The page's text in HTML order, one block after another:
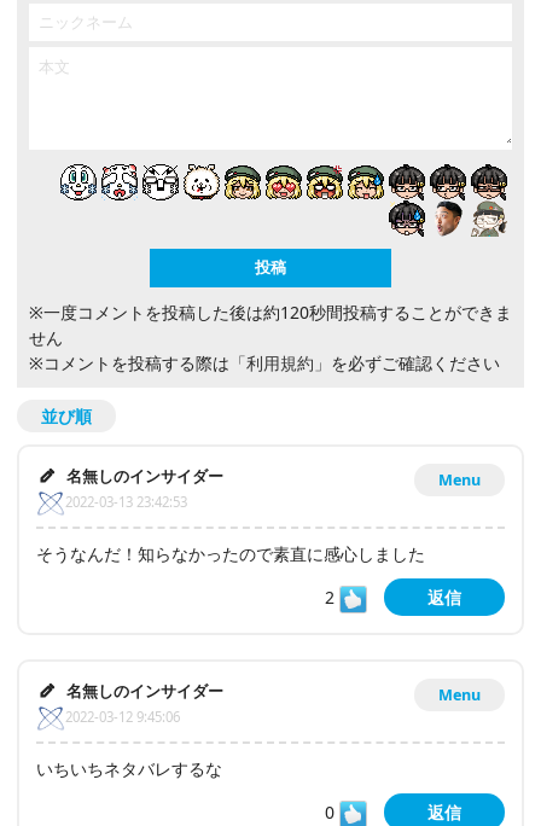
※一度コメントを投稿した後は約120秒間投稿することができま
せん
※コメントを投稿する際は 「利用規約」 を必ずご確認ください
並び順
Menu
名無しのインサイダー
2022-03-13 23:42:53
そうなんだ！知らなかったので素直に感心しました
2
返信
Menu
名無しのインサイダー
2022-03-12 9:45:06
いちいちネタバレするな
0
返信